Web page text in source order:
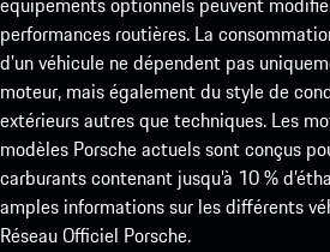
performances routières. La
d’un véhicule ne dépendent pas
moteur, mais également du style de
extérieurs autres que techniques. Les
modèles Porsche actuels sont conçus
carburants contenant jusqu’à 10 %
amples informations sur les différents
Réseau Officiel Porsche.